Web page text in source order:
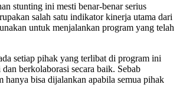
stunting ini mesti benar-benar serius
salah satu indikator kinerja utama dari
untuk menjalankan program yang telah
setiap pihak yang terlibat di program ini
berkolaborasi secara baik. Sebab
hanya bisa dijalankan apabila semua pihak